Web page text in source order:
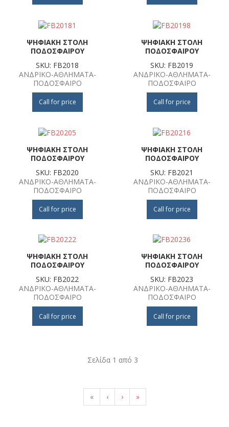
ΨΗΦΙΑΚΗ ΣΤΟΛΗ
ΠΟΔΟΣΦΑΙΡΟΥ
SKU: FB2018
ΑΝΔΡΙΚΟ-ΑΘΛΗΜΑΤΑ-
ΠΟΔΟΣΦΑΙΡΟ
Call for price
ΨΗΦΙΑΚΗ ΣΤΟΛΗ
ΠΟΔΟΣΦΑΙΡΟΥ
SKU: FB2019
ΑΝΔΡΙΚΟ-ΑΘΛΗΜΑΤΑ-
ΠΟΔΟΣΦΑΙΡΟ
Call for price
ΨΗΦΙΑΚΗ ΣΤΟΛΗ
ΠΟΔΟΣΦΑΙΡΟΥ
SKU: FB2020
ΑΝΔΡΙΚΟ-ΑΘΛΗΜΑΤΑ-
ΠΟΔΟΣΦΑΙΡΟ
Call for price
ΨΗΦΙΑΚΗ ΣΤΟΛΗ
ΠΟΔΟΣΦΑΙΡΟΥ
SKU: FB2021
ΑΝΔΡΙΚΟ-ΑΘΛΗΜΑΤΑ-
ΠΟΔΟΣΦΑΙΡΟ
Call for price
ΨΗΦΙΑΚΗ ΣΤΟΛΗ
ΠΟΔΟΣΦΑΙΡΟΥ
SKU: FB2022
ΑΝΔΡΙΚΟ-ΑΘΛΗΜΑΤΑ-
ΠΟΔΟΣΦΑΙΡΟ
Call for price
ΨΗΦΙΑΚΗ ΣΤΟΛΗ
ΠΟΔΟΣΦΑΙΡΟΥ
SKU: FB2023
ΑΝΔΡΙΚΟ-ΑΘΛΗΜΑΤΑ-
ΠΟΔΟΣΦΑΙΡΟ
Call for price
Σελίδα 1 από 3
« ‹ › »